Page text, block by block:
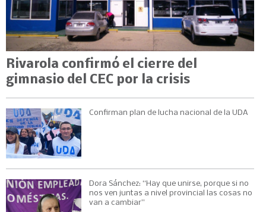
Rivarola confirmó el cierre del
gimnasio del CEC por la crisis
Confirman plan de lucha nacional de la UDA
Dora Sánchez: “Hay que unirse, porque si no
nos ven juntas a nivel provincial las cosas no
van a cambiar”